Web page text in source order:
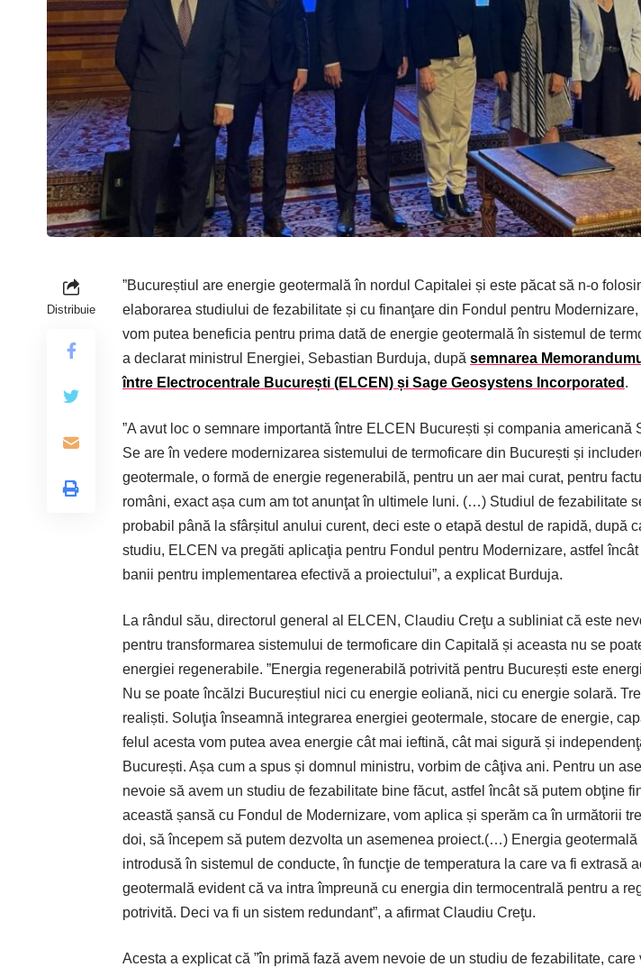
Distribuie
”Bucureștiul are energie geotermală în nordul Capitalei și este păcat să n-o
elaborarea studiului de fezabilitate și cu finanţare din Fondul pentru
vom putea beneficia pentru prima dată de energie geotermală în sistemul de
a declarat ministrul Energiei, Sebastian Burduja, după semnarea
între Electrocentrale București (ELCEN) și Sage Geosystens Incorporated .
”A avut loc o semnare importantă între ELCEN București și compania americană
Se are în vedere modernizarea sistemului de termoficare din București și
geotermale, o formă de energie regenerabilă, pentru un aer mai curat, pentru
români, exact așa cum am tot anunţat în ultimele luni. (…) Studiul de fezabilitate
probabil până la sfârșitul anului curent, deci este o etapă destul de rapidă, după
studiu, ELCEN va pregăti aplicaţia pentru Fondul pentru Modernizare, astfel
banii pentru implementarea efectivă a proiectului”, a explicat Burduja.
La rândul său, directorul general al ELCEN, Claudiu Creţu a subliniat că este
pentru transformarea sistemului de termoficare din Capitală și aceasta nu se
energiei regenerabile. ”Energia regenerabilă potrivită pentru București este
Nu se poate încălzi Bucureștiul nici cu energie eoliană, nici cu energie solară.
realiști. Soluţia înseamnă integrarea energiei geotermale, stocare de energie,
felul acesta vom putea avea energie cât mai ieftină, cât mai sigură și
București. Așa cum a spus și domnul ministru, vorbim de câţiva ani. Pentru un
nevoie să avem un studiu de fezabilitate bine făcut, astfel încât să putem obţine
această șansă cu Fondul de Modernizare, vom aplica și sperăm ca în următorii
doi, să începem să putem dezvolta un asemenea proiect.(…) Energia geotermală
introdusă în sistemul de conducte, în funcţie de temperatura la care va fi extrasă
geotermală evident că va intra împreună cu energia din termocentrală pentru a
potrivită. Deci va fi un sistem redundant”, a afirmat Claudiu Creţu.
Acesta a explicat că ”în primă fază avem nevoie de un studiu de fezabilitate, care